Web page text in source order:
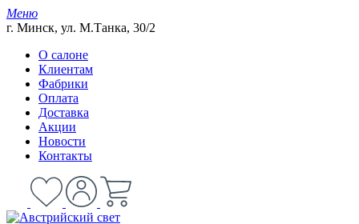
Меню
г. Минск, ул. М.Танка, 30/2
О салоне
Клиентам
Фабрики
Оплата
Доставка
Акции
Новости
Контакты